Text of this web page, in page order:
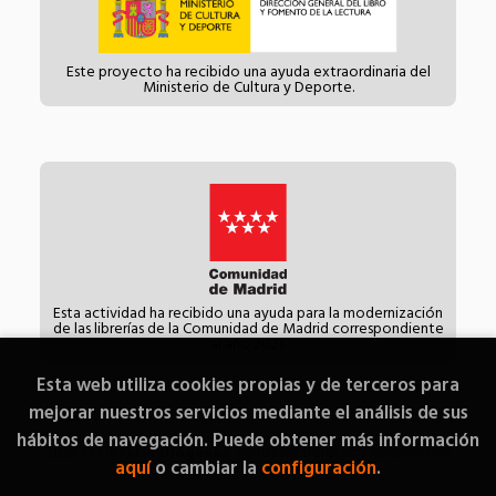
Este proyecto ha recibido una ayuda extraordinaria del
Ministerio de Cultura y Deporte.
Esta actividad ha recibido una ayuda para la modernización
de las librerías de la Comunidad de Madrid correspondiente
al año 2021.
2026 ©Librería Diógenes. Todos los Derechos Reservados |
Grupo Trevenque
Esta web utiliza cookies propias y de terceros para
mejorar nuestros servicios mediante el análisis de sus
hábitos de navegación. Puede obtener más información
aquío cambiar la configuración.